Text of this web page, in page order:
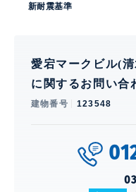
新耐震基準
愛宕マークビル(
に関するお問い合
建物番号 123548